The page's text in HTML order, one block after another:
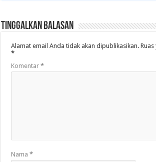
Tinggalkan Balasan
Alamat email Anda tidak akan dipublikasikan.
*
Komentar*
Nama*